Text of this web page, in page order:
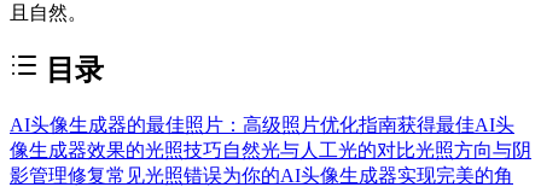
且自然。
目录
AI头像生成器的最佳照片：高级照片优化指南获得最佳AI头
像生成器效果的光照技巧自然光与人工光的对比光照方向与阴
影管理修复常见光照错误为你的AI头像生成器实现完美的角